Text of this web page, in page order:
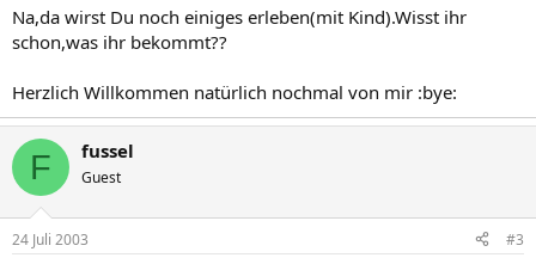
Na,da wirst Du noch einiges erleben(mit Kind).Wisst ihr
schon,was ihr bekommt??
Herzlich Willkommen natürlich nochmal von mir :bye:
F fussel
Guest
24 Juli 2003 #3